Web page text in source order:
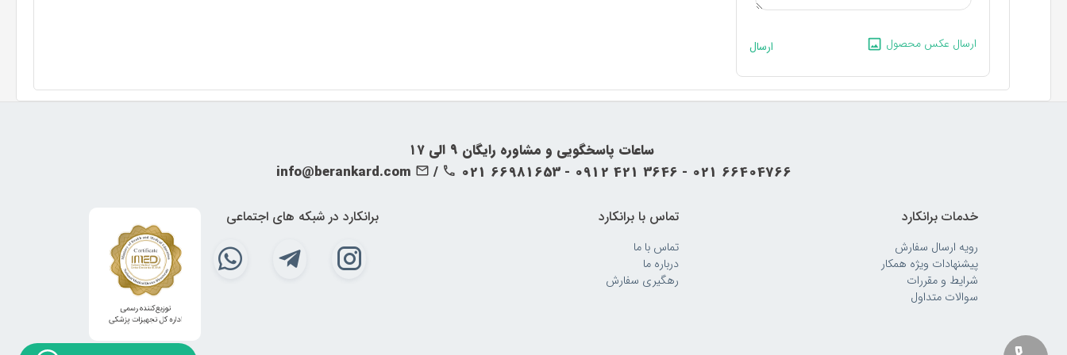
ارسال عکس محصول ارسال
‍‍ ساعات پاسخگویی و مشاوره رایگان ۹ الی ۱۷
info@berankard.com
/ 021 66981653 - 0912 421 3646 - 021 66404766
خدمات برانکارد
رویه‌ ارسال سفارش
پیشنهادات ویژه همکار
شرایط و مقررات
سوالات متداول
تماس با برانکارد
تماس با ما
درباره ما
رهگیری سفارش
برانکارد در شبکه های اجتماعی